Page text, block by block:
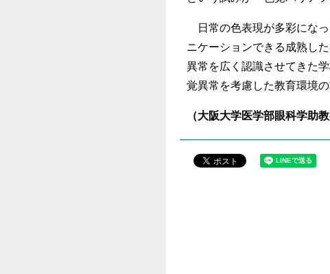
日常の色表現が多彩になっ
ニケーションできる成熟し
異常を広く認識させてきた
覚異常を考慮した教育環境
（大阪大学医学部眼科学助